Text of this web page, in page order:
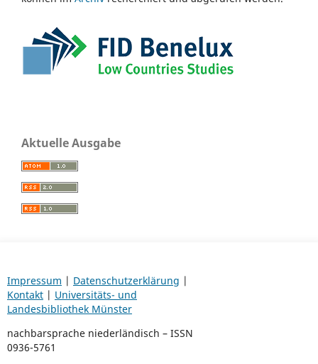
Aktuelle Ausgabe
Impressum | Datenschutzerklärung |
Kontakt| Universitäts- und
Landesbibliothek Münster
nachbarsprache niederländisch – ISSN
0936-5761